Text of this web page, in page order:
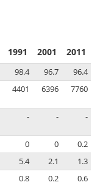
1991 2001 2011
98.4 96.7
96.4
4401 6396 7760
- - -
0 0
0.2
5.4 2.1
1.3
0.8 0.2 0.6